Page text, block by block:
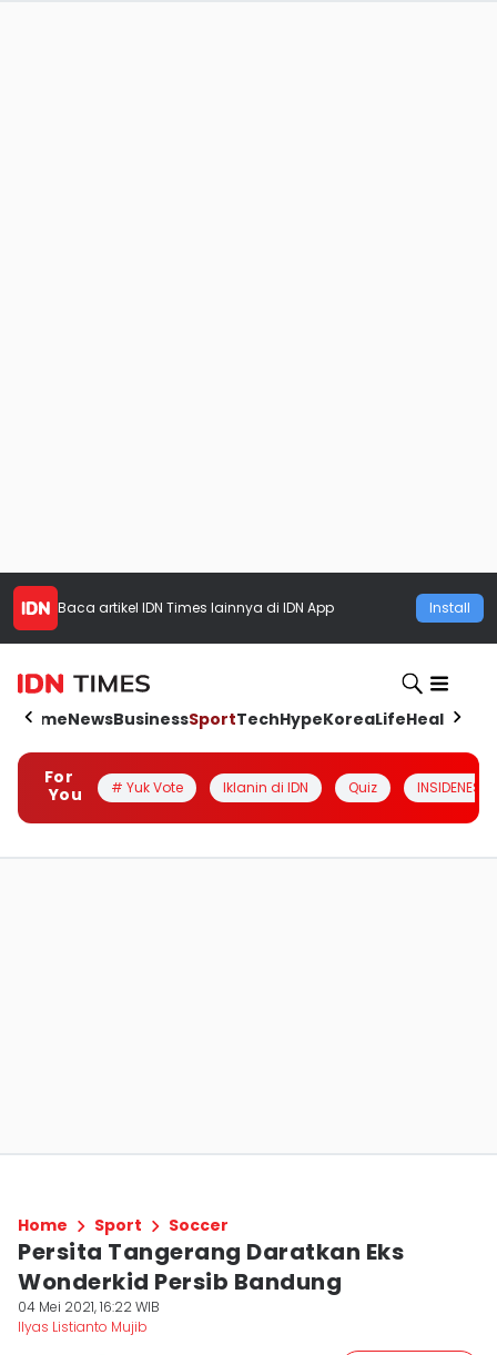
Baca artikel IDN Times lainnya di IDN App Install
HomeNewsBusinessSportTechHypeKoreaLifeHealth
For
You
# Yuk Vote Iklanin di IDN Quiz INSIDENESIA
Home Sport Soccer
Persita Tangerang Daratkan Eks
Wonderkid Persib Bandung
04 Mei 2021, 16:22 WIB
Ilyas Listianto Mujib